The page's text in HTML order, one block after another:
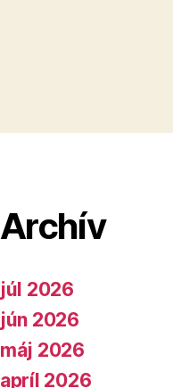
Archív
júl 2026
jún 2026
máj 2026
apríl 2026